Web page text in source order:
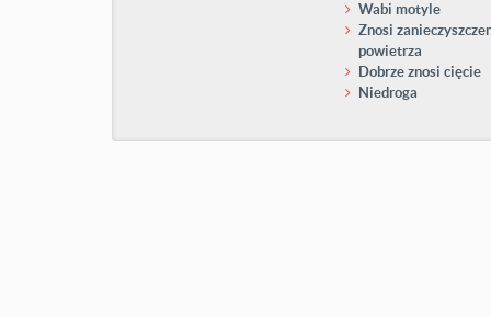
Wabi motyle
Znosi
powietrza
Dobrze znosi cięcie
Niedroga